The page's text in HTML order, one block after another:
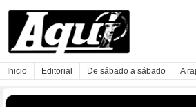
Inicio Editorial De sábado a sábado A